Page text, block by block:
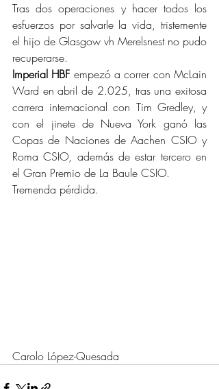
Tras dos operaciones y hacer todos los
esfuerzos por salvarle la vida, tristemente
el hijo de Glasgow vh Merelsnest no pudo
recuperarse.
Imperial HBF empezó a correr con McLain
Ward en abril de 2.025, tras una exitosa
carrera internacional con Tim Gredley, y
con el jinete de Nueva York ganó las
Copas de Naciones de Aachen CSIO y
Roma CSIO, además de estar tercero en
el Gran Premio de La Baule CSIO.
Tremenda pérdida.
Carolo López-Quesada